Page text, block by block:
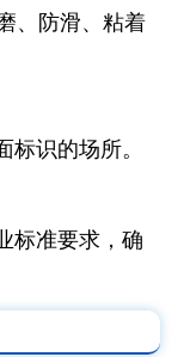
、防滑、粘着
识的场所。
标准要求，确